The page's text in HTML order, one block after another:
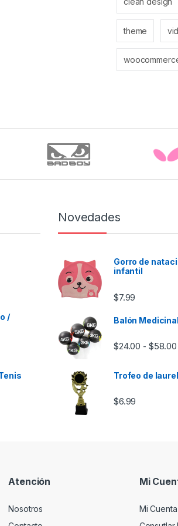
theme
/
desde $10.00 hasta $18.00
Novedades
Gorro de
infantil
$7.99
Balón Medicinal
$24.00 - $58.00
Trofeo de
$6.99
Atención
Nosotros
Mi
Mi Cuenta